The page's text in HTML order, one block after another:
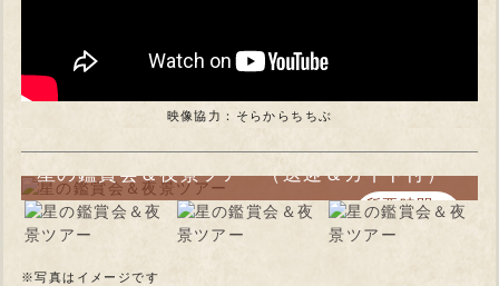
映像協力：そらからちちぶ
星の鑑賞会＆夜景ツアー（送迎＆ガイド付）
所要時間：
60分程度
※写真はイメージです